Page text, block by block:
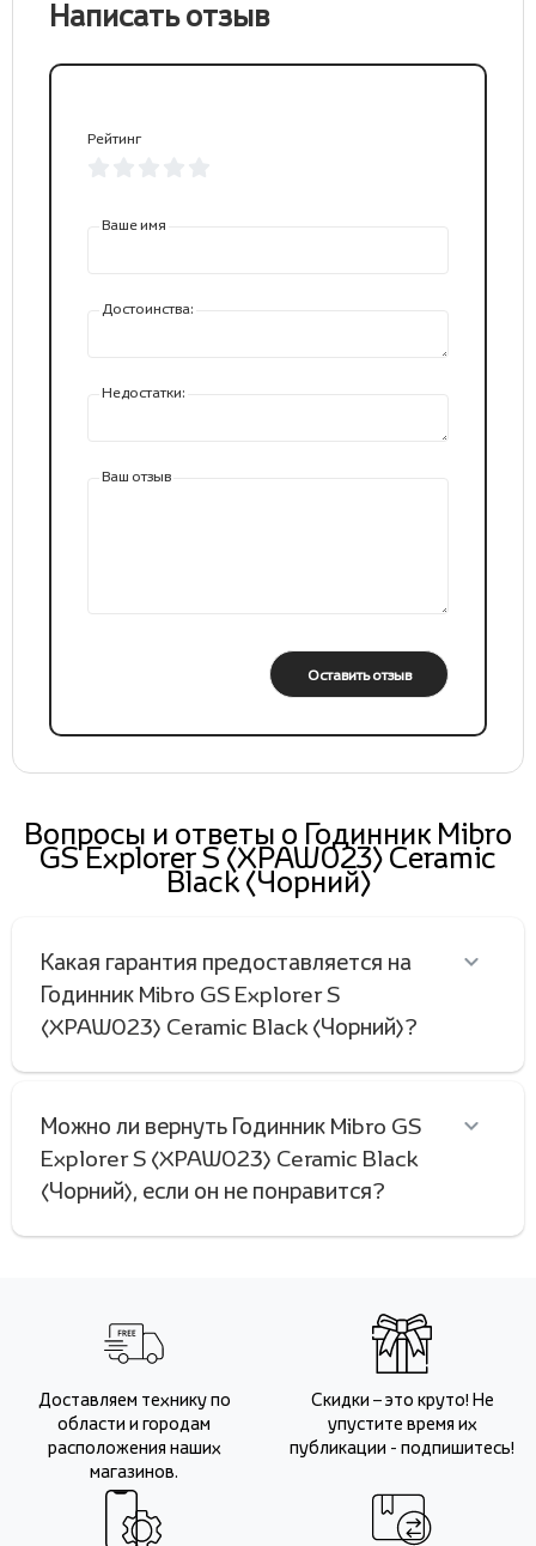
Написать отзыв
Рейтинг
Ваше имя
Достоинства:
Недостатки:
Ваш отзыв
Оставить отзыв
Вопросы и ответы о Годинник Mibro
GS Explorer S (XPAW023) Ceramic
Black (Чорний)
Какая гарантия предоставляется на
Годинник Mibro GS Explorer S
(XPAW023) Ceramic Black (Чорний)?
Можно ли вернуть Годинник Mibro GS
Explorer S (XPAW023) Ceramic Black
(Чорний), если он не понравится?
Доставляем технику по
области и городам
расположения наших
магазинов.
Скидки – это круто! Не
упустите время их
публикации - подпишитесь!